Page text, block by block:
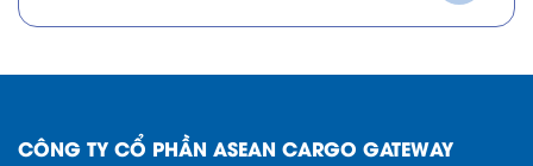
CÔNG TY CỔ PHẦN ASEAN CARGO GATEWAY